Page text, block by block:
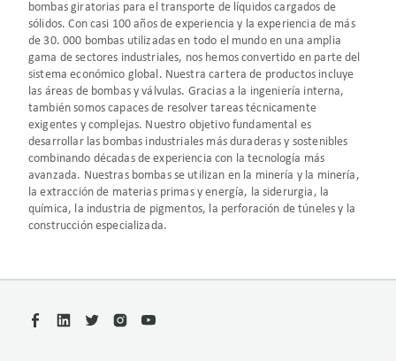
bombas giratorias para el transporte de líquidos cargados de
sólidos. Con casi 100 años de experiencia y la experiencia de más
de 30. 000 bombas utilizadas en todo el mundo en una amplia
gama de sectores industriales, nos hemos convertido en parte del
sistema económico global. Nuestra cartera de productos incluye
las áreas de bombas y válvulas. Gracias a la ingeniería interna,
también somos capaces de resolver tareas técnicamente
exigentes y complejas. Nuestro objetivo fundamental es
desarrollar las bombas industriales más duraderas y sostenibles
combinando décadas de experiencia con la tecnología más
avanzada. Nuestras bombas se utilizan en la minería y la minería,
la extracción de materias primas y energía, la siderurgia, la
química, la industria de pigmentos, la perforación de túneles y la
construcción especializada.